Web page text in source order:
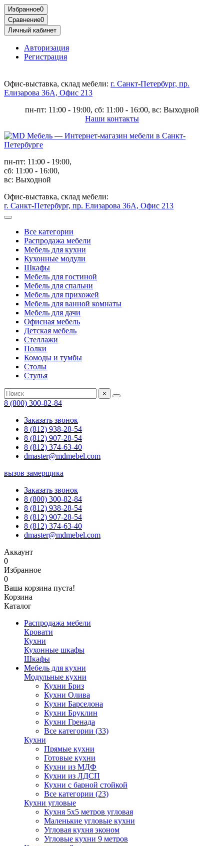
Избранное0
Сравнение0
Личный кабинет
Авторизация
Регистрация
Офис-выставка, склад мебели: г. Санкт-Петербург, пр.
Елизарова 36А, Офис 213
пн-пт: 11:00 - 19:00, сб: 11:00 - 16:00, вс: Выходной
Наши контакты
пн-пт: 11:00 - 19:00,
сб: 11:00 - 16:00,
вс: Выходной
Офис-выставка, склад мебели:
г. Санкт-Петербург, пр. Елизарова 36А, Офис 213
Все категории
Распродажа мебели
Мебель для кухни
Кухонные модули
Шкафы
Мебель для гостиной
Мебель для спальни
Мебель для прихожей
Мебель для ванной комнаты
Мебель для дачи
Офисная мебель
Детская мебель
Стеллажи
Полки
Комоды и тумбы
Столы
Стулья
×
8 (800) 300-82-84
Заказать звонок
8 (812) 938-28-54
8 (812) 907-28-54
8 (812) 374-63-40
dmaster@mdmebel.com
вызов замерщика
Заказать звонок
8 (800) 300-82-84
8 (812) 938-28-54
8 (812) 907-28-54
8 (812) 374-63-40
dmaster@mdmebel.com
Аккаунт
0
Избранное
0
Ваша корзина пуста!
Корзина
Каталог
Распродажа мебели
Кровати
Кухни
Кухонные шкафы
Шкафы
Мебель для кухни
Модульные кухни
Кухни Бриз
Кухни Олива
Кухни Барселона
Кухни Бруклин
Кухни Гренада
Все категории (33)
Кухни
Прямые кухни
Готовые кухни
Кухни из МДФ
Кухни из ЛДСП
Кухни с барной стойкой
Все категории (23)
Кухни угловые
Кухня 5х5 метров угловая
Маленькие угловые кухни
Угловая кухня эконом
Угловые кухни 9 метров